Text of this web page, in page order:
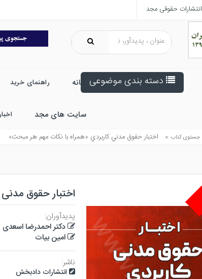
انتشارات حقوقی مجد
دسته بندی موضوعی خانه راهنمای خرید
سایت های مجد
جستوی کتاب » اختبار حقوق مدني كاربردي «همراه با نكات مهم هر مبحث»
اختبار حقوق
پدیدآوران:
دکتر احمدرضا اسعدی
امین بیات
ناشر:
انتشارات دادبخش